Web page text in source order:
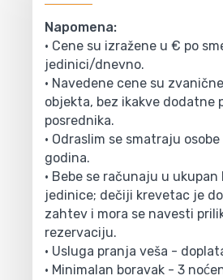
Napomena:
• Cene su izražene u € po
jedinici/dnevno.
• Navedene cene su
objekta, bez ikakve dodatne
posrednika.
• Odraslim se smatraju
godina.
• Bebe se računaju u
jedinice; dečiji krevetac je
zahtev i mora se navesti
rezervaciju.
• Usluga pranja veša -
• Minimalan boravak - 3